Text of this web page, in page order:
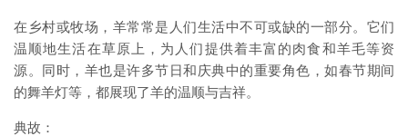
在乡村或牧场，羊常常是人们生活中不可或缺的一部分。它们
温顺地生活在草原上，为人们提供着丰富的肉食和羊毛等资
源。同时，羊也是许多节日和庆典中的重要角色，如春节期间
的舞羊灯等，都展现了羊的温顺与吉祥。
典故：